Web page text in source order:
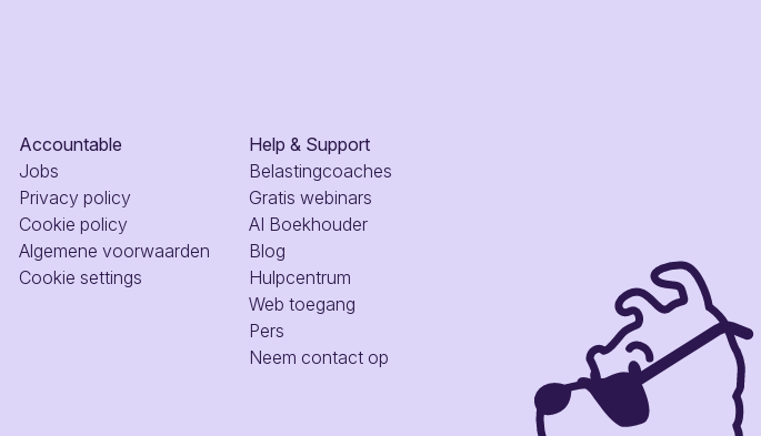
Accountable
Jobs
Privacy policy
Cookie policy
Algemene voorwaarden
Cookie settings
Help & Support
Belastingcoaches
Gratis webinars
AI Boekhouder
Blog
Hulpcentrum
Web toegang
Pers
Neem contact op